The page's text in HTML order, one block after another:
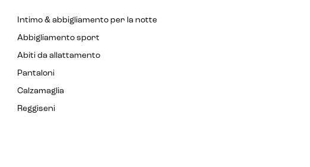
Intimo & abbigliamento per la notte
Abbigliamento sport
Abiti da allattamento
Pantaloni
Calzamaglia
Reggiseni